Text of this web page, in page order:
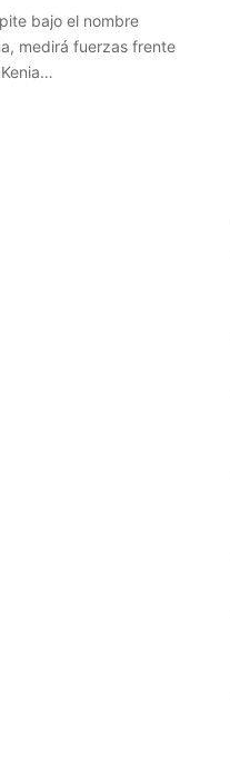
bajo el nombre
medirá fuerzas frente